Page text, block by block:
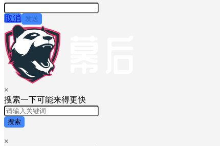
取消 发送
×
搜索一下可能来得更快
搜索
×